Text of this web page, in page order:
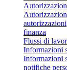
autorizzazioni
finanza
Flussi di
Informazioni
Informazioni
notifiche